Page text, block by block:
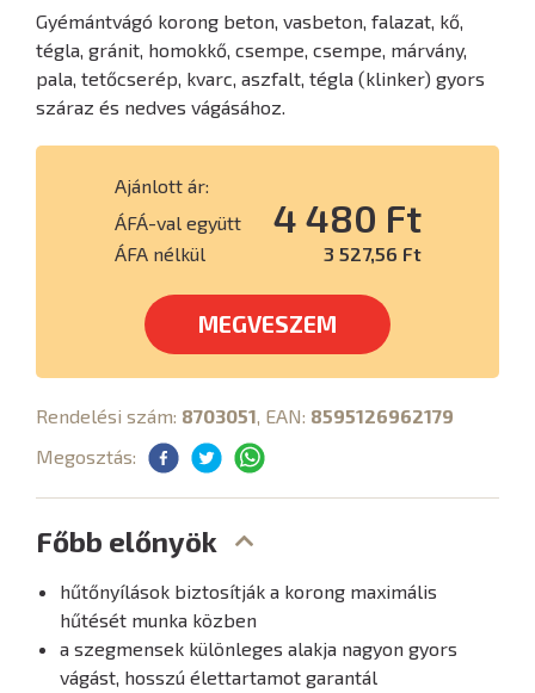
Gyémántvágó korong beton, vasbeton, falazat, kő,
tégla, gránit, homokkő, csempe, csempe, márvány,
pala, tetőcserép, kvarc, aszfalt, tégla (klinker) gyors
száraz és nedves vágásához.
Ajánlott ár:
ÁFÁ-val együtt
4 480 Ft
ÁFA nélkül 3 527,56 Ft
MEGVESZEM
Rendelési szám: 8703051, EAN: 8595126962179
Megosztás:
Főbb előnyök
hűtőnyílások biztosítják a korong maximális
hűtését munka közben
a szegmensek különleges alakja nagyon gyors
vágást, hosszú élettartamot garantál